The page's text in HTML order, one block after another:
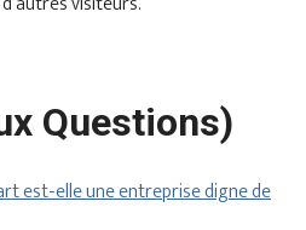
Questions)
est-elle une entreprise digne de